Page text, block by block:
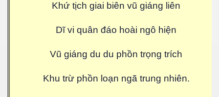
Khứ tịch giai biên vũ giáng liên
Dĩ vi quân đáo hoài ngô hiện
Vũ giáng du du phồn trọng trích
Khu trừ phồn loạn ngã trung nhiên.